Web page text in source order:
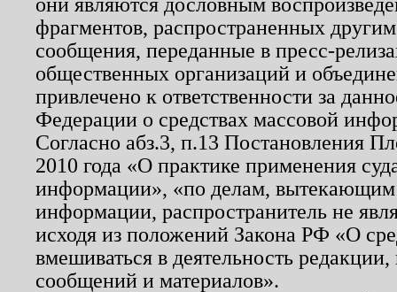
фрагментов, распространенных
сообщения, переданные в пресс-
общественных организаций и
привлечено к ответственности за
Федерации о средствах массовой
Согласно абз.3, п.13 Постановления
2010 года «О практике применения
информации», «по делам, вытекающим
информации, распространитель не
исходя из положений Закона РФ «О
вмешиваться в деятельность
сообщений и материалов».